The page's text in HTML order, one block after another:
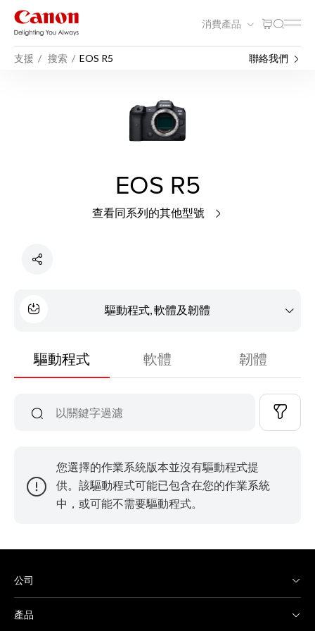
消費產品
支援 搜索 EOS R5 聯絡我們
EOS R5
查看同系列的其他型號
驅動程式, 軟體及韌體
驅動程式 軟體 韌體
您選擇的作業系統版本並沒有驅動程式提
供。該驅動程式可能已包含在您的作業系統
中，或可能不需要驅動程式。
公司
產品